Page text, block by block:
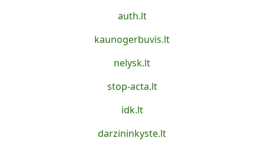
auth.lt
kaunogerbuvis.lt
nelysk.lt
stop-acta.lt
idk.lt
darzininkyste.lt